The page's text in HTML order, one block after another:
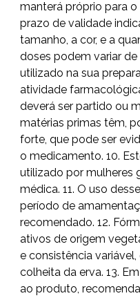
manterá próprio para
prazo de validade
tamanho, a cor, e a
doses podem variar
utilizado na sua
atividade
deverá ser partido ou
matérias primas têm,
forte, que pode ser
o medicamento. 10.
utilizado por mulheres
médica. 11. O uso
período de
recomendado. 12.
ativos de origem
e consistência
colheita da erva. 13.
ao produto,